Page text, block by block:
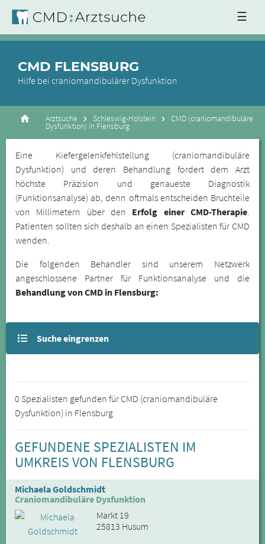
☰
CMD FLENSBURG
Hilfe bei craniomandibulärer Dysfunktion
Arztsuche Schleswig-Holstein CMD (craniomandibuläre
Dysfunktion) in Flensburg
Eine Kiefergelenkfehlstellung (craniomandibuläre
Dysfunktion) und deren Behandlung fordert dem Arzt
höchste Präzision und genaueste Diagnostik
(Funktionsanalyse) ab, denn oftmals entscheiden Bruchteile
von Millimetern über den Erfolg einer CMD-Therapie.
Patienten sollten sich deshalb an einen Spezialisten für CMD
wenden.
Die folgenden Behandler sind unserem Netzwerk
angeschlossene Partner für Funktionsanalyse und die
Behandlung von CMD in Flensburg:
Suche eingrenzen
0 Spezialisten gefunden für CMD (craniomandibuläre
Dysfunktion) in Flensburg
GEFUNDENE SPEZIALISTEN IM
UMKREIS VON FLENSBURG
Michaela Goldschmidt
Craniomandibuläre Dysfunktion
Markt 19
25813 Husum